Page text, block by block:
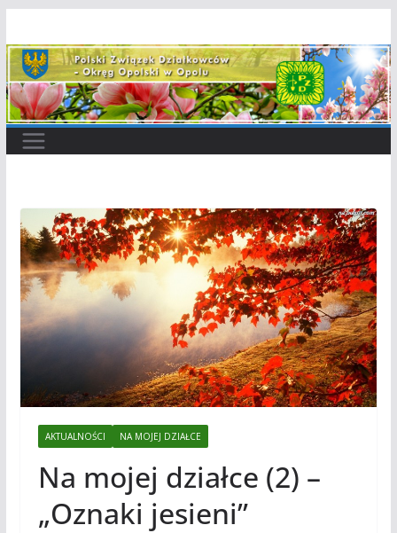
do
treści
AKTUALNOŚCI NA MOJEJ DZIAŁCE
Na mojej działce (2) –
„Oznaki jesieni”